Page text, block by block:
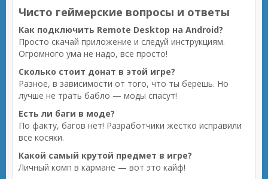
Чисто геймерские вопросы и ответы
Как подключить Remote Desktop на Android?
Просто скачай приложение и следуй инструкциям.
Огромного ума не надо, все просто!
Сколько стоит донат в этой игре?
Разное, в зависимости от того, что ты берешь. Но
лучше не трать бабло — моды спасут!
Есть ли баги в моде?
По факту, багов нет! Разработчики жестко исправили
все косяки.
Какой самый крутой предмет в игре?
Личный комп в кармане — вот это кайф!